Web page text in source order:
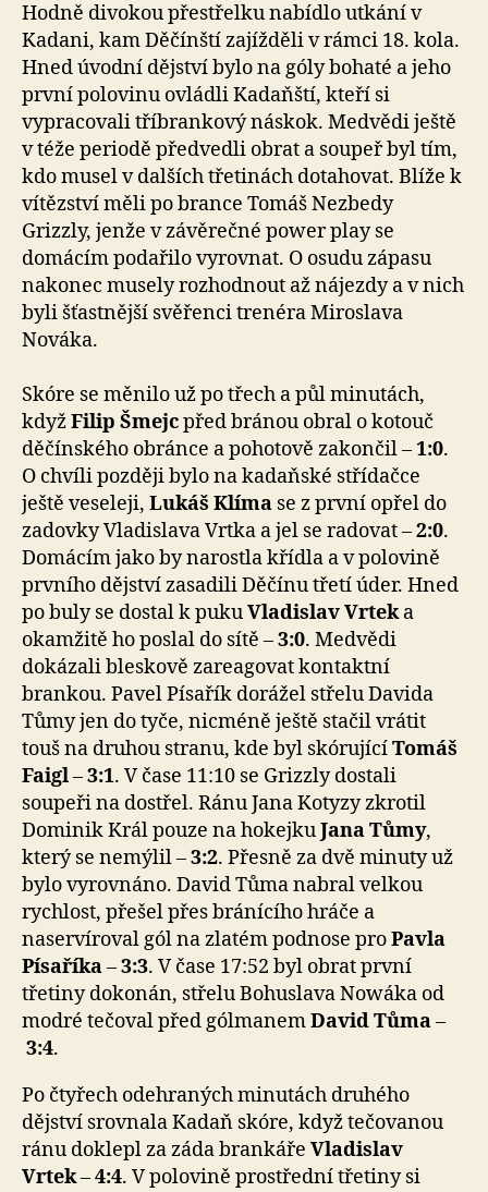
Hodně divokou přestřelku nabídlo utkání v
Kadani, kam Děčínští zajížděli v rámci 18. kola.
Hned úvodní dějství bylo na góly bohaté a jeho
první polovinu ovládli Kadaňští, kteří si
vypracovali tříbrankový náskok. Medvědi ještě
v téže periodě předvedli obrat a soupeř byl tím,
kdo musel v dalších třetinách dotahovat. Blíže k
vítězství měli po brance Tomáš Nezbedy
Grizzly, jenže v závěrečné power play se
domácím podařilo vyrovnat. O osudu zápasu
nakonec musely rozhodnout až nájezdy a v nich
byli šťastnější svěřenci trenéra Miroslava
Nováka.
Skóre se měnilo už po třech a půl minutách,
kdyžFilip Šmejcpřed bránou obral o kotouč
děčínského obránce a pohotově zakončil –1:0.
O chvíli později bylo na kadaňské střídačce
ještě veseleji, Lukáš Klíma se z první opřel do
zadovky Vladislava Vrtka a jel se radovat –2:0.
Domácím jako by narostla křídla a v polovině
prvního dějství zasadili Děčínu třetí úder. Hned
po buly se dostal k pukuVladislav Vrteka
okamžitě ho poslal do sítě –3:0. Medvědi
dokázali bleskově zareagovat kontaktní
brankou. Pavel Písařík dorážel střelu Davida
Tůmy jen do tyče, nicméně ještě stačil vrátit
touš na druhou stranu, kde byl skórujícíTomáš
Faigl–3:1. V čase 11:10 se Grizzly dostali
soupeři na dostřel. Ránu Jana Kotyzy zkrotil
Dominik Král pouze na hokejkuJana Tůmy,
který se nemýlil –3:2. Přesně za dvě minuty už
bylo vyrovnáno. David Tůma nabral velkou
rychlost, přešel přes bránícího hráče a
naservíroval gól na zlatém podnose proPavla
Písaříka–3:3. V čase 17:52 byl obrat první
třetiny dokonán, střelu Bohuslava Nowáka od
modré tečoval před gólmanemDavid Tůma–
3:4.
Po čtyřech odehraných minutách druhého
dějství srovnala Kadaň skóre, když tečovanou
ránu doklepl za záda brankáře Vladislav
Vrtek–4:4. V polovině prostřední třetiny si